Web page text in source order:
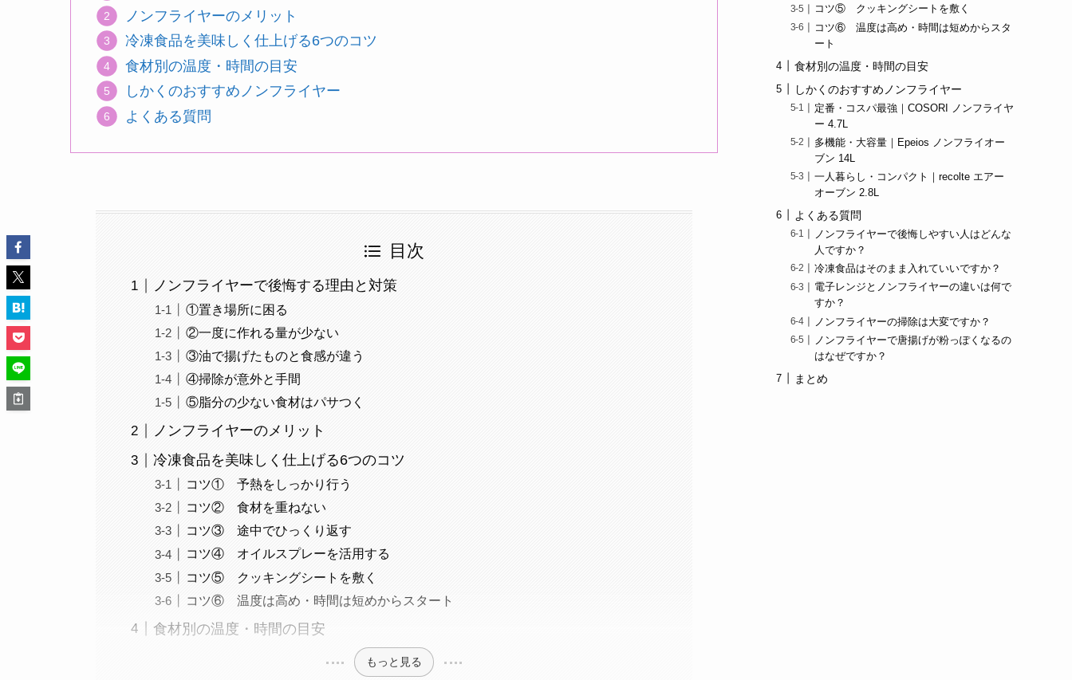
ノンフライヤーのメリット
冷凍食品を美味しく仕上げる6つのコツ
食材別の温度・時間の目安
しかくのおすすめノンフライヤー
よくある質問
目次
ノンフライヤーで後悔する理由と対策
①置き場所に困る
②一度に作れる量が少ない
③油で揚げたものと食感が違う
④掃除が意外と手間
⑤脂分の少ない食材はパサつく
ノンフライヤーのメリット
冷凍食品を美味しく仕上げる6つのコツ
コツ① 予熱をしっかり行う
コツ② 食材を重ねない
コツ③ 途中でひっくり返す
コツ④ オイルスプレーを活用する
コツ⑤ クッキングシートを敷く
コツ⑥ 温度は高め・時間は短めからスタート
食材別の温度・時間の目安
もっと見る
コツ⑤ クッキングシートを敷く
コツ⑥ 温度は高め・時間は短めからスタ
ート
食材別の温度・時間の目安
しかくのおすすめノンフライヤー
定番・コスパ最強｜COSORI ノンフライヤ
ー 4.7L
多機能・大容量｜Epeios ノンフライオー
ブン 14L
一人暮らし・コンパクト｜recolte エアー
オーブン 2.8L
よくある質問
ノンフライヤーで後悔しやすい人はどんな
人ですか？
冷凍食品はそのまま入れていいですか？
電子レンジとノンフライヤーの違いは何で
すか？
ノンフライヤーの掃除は大変ですか？
ノンフライヤーで唐揚げが粉っぽくなるの
はなぜですか？
まとめ